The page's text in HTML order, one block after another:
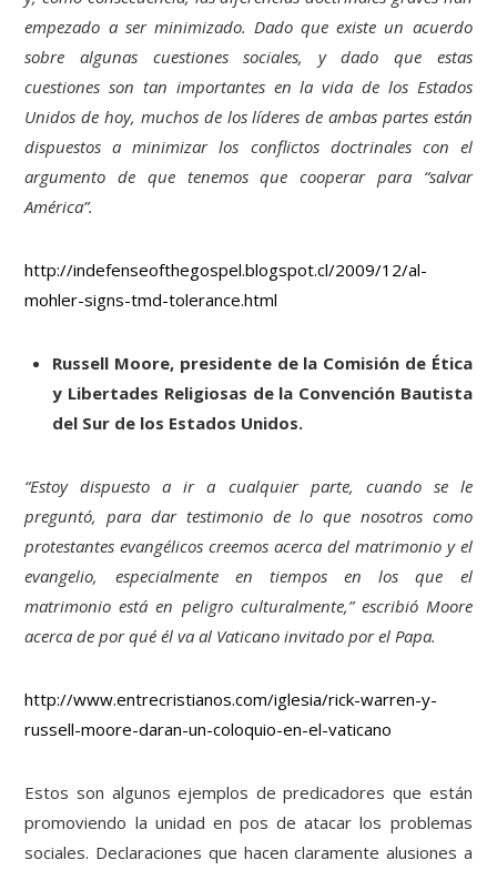
empezado a ser minimizado. Dado que existe un acuerdo
sobre algunas cuestiones sociales, y dado que estas
cuestiones son tan importantes en la vida de los Estados
Unidos de hoy, muchos de los líderes de ambas partes están
dispuestos a minimizar los conflictos doctrinales con el
argumento de que tenemos que cooperar para “salvar
América”.
http://indefenseofthegospel.blogspot.cl/2009/12/al-
mohler-signs-tmd-tolerance.html
Russell Moore, presidente de la Comisión de Ética
y Libertades Religiosas de la Convención Bautista
del Sur de los Estados Unidos.
“Estoy dispuesto a ir a cualquier parte, cuando se le
preguntó, para dar testimonio de lo que nosotros como
protestantes evangélicos creemos acerca del matrimonio y el
evangelio, especialmente en tiempos en los que el
matrimonio está en peligro culturalmente,” escribió Moore
acerca de por qué él va al Vaticano invitado por el Papa.
http://www.entrecristianos.com/iglesia/rick-warren-y-
russell-moore-daran-un-coloquio-en-el-vaticano
Estos son algunos ejemplos de predicadores que están
promoviendo la unidad en pos de atacar los problemas
sociales. Declaraciones que hacen claramente alusiones a